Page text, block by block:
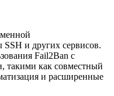
SSH и других сервисов.
Fail2Ban с
такими как совместный
и расширенные